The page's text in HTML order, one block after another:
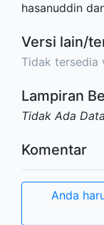
hasanuddin
Versi lain/
Tidak tersedia
Lampiran
Tidak Ada Data
Komentar
Anda